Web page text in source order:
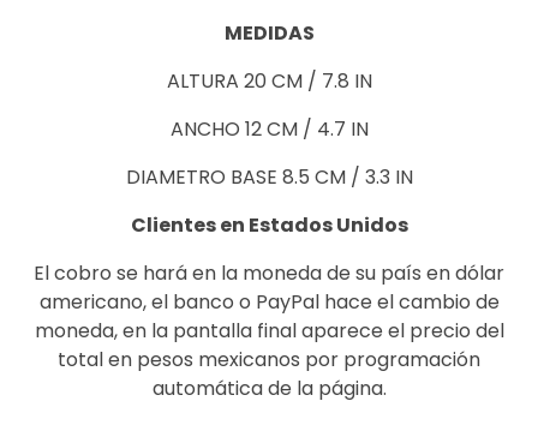
MEDIDAS
ALTURA 20 CM / 7.8 IN
ANCHO 12 CM / 4.7 IN
DIAMETRO BASE 8.5 CM / 3.3 IN
Clientes en Estados Unidos
El cobro se hará en la moneda de su país en dólar
americano, el banco o PayPal hace el cambio de
moneda, en la pantalla final aparece el precio del
total en pesos mexicanos por programación
automática de la página.